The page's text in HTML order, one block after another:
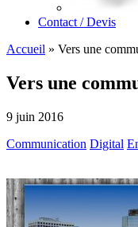
Contact / Devis
Accueil » Vers une
Vers une
9 juin 2016
Communication Digital